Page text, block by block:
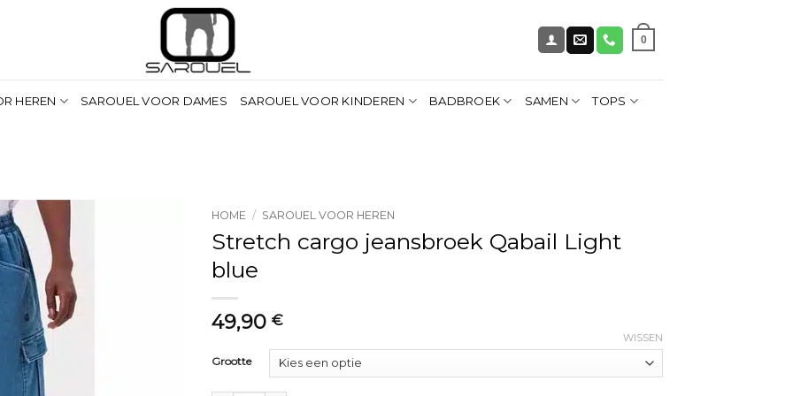
0
HEREN SAROUEL VOOR DAMES SAROUEL VOOR KINDEREN BADBROEK SAMEN TOPS
HOME / SAROUEL VOOR HEREN
Stretch cargo jeansbroek Qabail Light
blue
49,90 €
Grootte
WISSEN